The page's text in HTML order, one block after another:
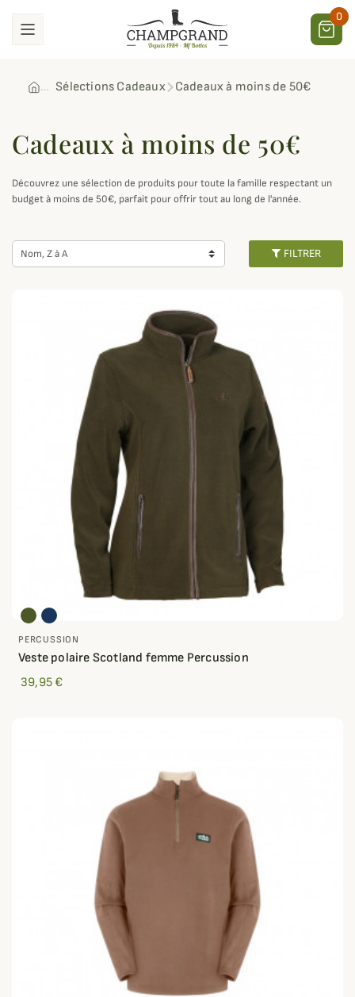
0
Sélections Cadeaux Cadeaux à moins de 50€
Cadeaux à moins de 50€
Découvrez une sélection de produits pour toute la famille respectant un
budget à moins de 50€, parfait pour offrir tout au long de l'année.
Nom, Z à A FILTRER
PERCUSSION
Veste polaire Scotland femme Percussion
39,95 €